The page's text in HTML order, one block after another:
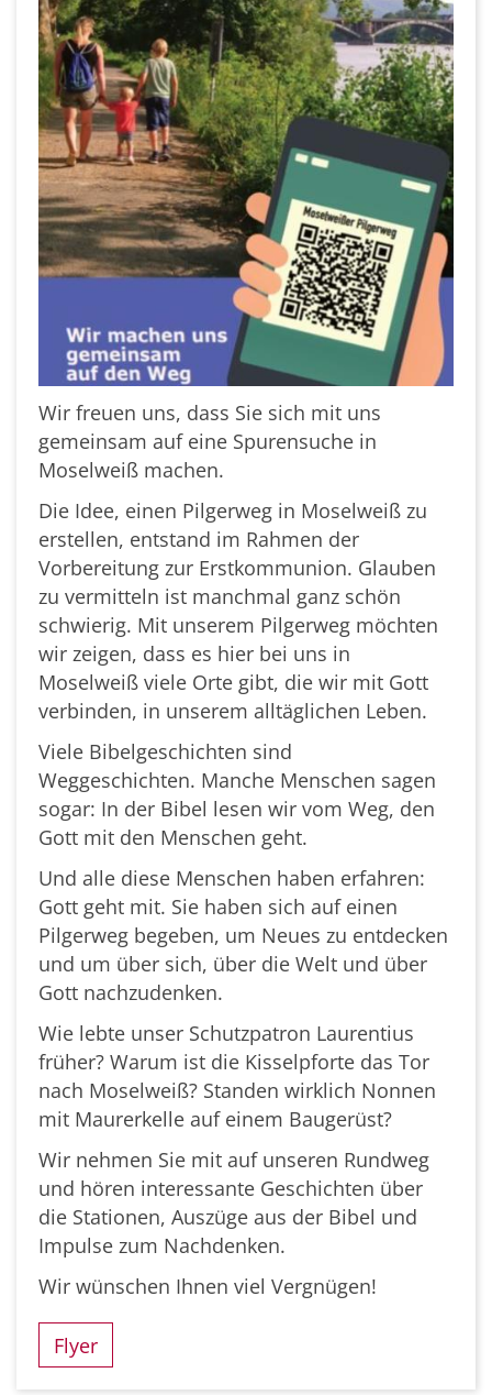
Wir freuen uns, dass Sie sich mit uns
gemeinsam auf eine Spurensuche in
Moselweiß machen.
Die Idee, einen Pilgerweg in Moselweiß zu
erstellen, entstand im Rahmen der
Vorbereitung zur Erstkommunion. Glauben
zu vermitteln ist manchmal ganz schön
schwierig. Mit unserem Pilgerweg möchten
wir zeigen, dass es hier bei uns in
Moselweiß viele Orte gibt, die wir mit Gott
verbinden, in unserem alltäglichen Leben.
Viele Bibelgeschichten sind
Weggeschichten. Manche Menschen sagen
sogar: In der Bibel lesen wir vom Weg, den
Gott mit den Menschen geht.
Und alle diese Menschen haben erfahren:
Gott geht mit. Sie haben sich auf einen
Pilgerweg begeben, um Neues zu entdecken
und um über sich, über die Welt und über
Gott nachzudenken.
Wie lebte unser Schutzpatron Laurentius
früher? Warum ist die Kisselpforte das Tor
nach Moselweiß? Standen wirklich Nonnen
mit Maurerkelle auf einem Baugerüst?
Wir nehmen Sie mit auf unseren Rundweg
und hören interessante Geschichten über
die Stationen, Auszüge aus der Bibel und
Impulse zum Nachdenken.
Wir wünschen Ihnen viel Vergnügen!
Flyer